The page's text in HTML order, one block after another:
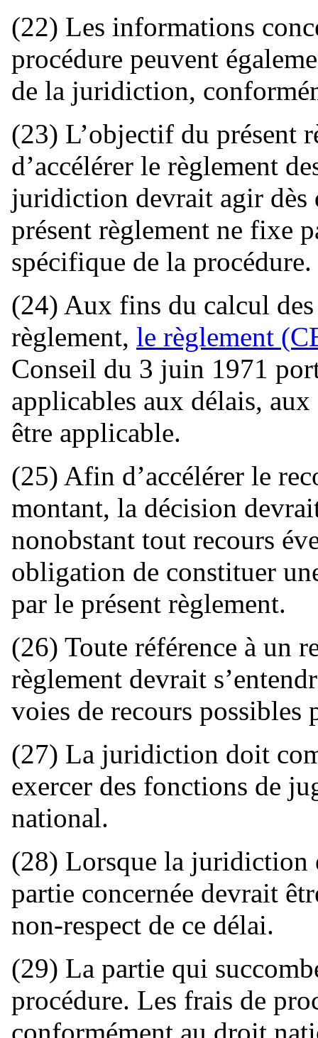
(22) Les informations
procédure peuvent
de la juridiction,
(23) L’objectif du présent
d’accélérer le règlement
juridiction devrait agir dès
présent règlement ne fixe
spécifique de la procédure.
(24) Aux fins du calcul
règlement, le règlement
Conseil du 3 juin 1971
applicables aux délais, aux
être applicable.
(25) Afin d’accélérer le
montant, la décision
nonobstant tout recours
obligation de constituer
par le présent règlement.
(26) Toute référence à un
règlement devrait
voies de recours
(27) La juridiction doit
exercer des fonctions de
national.
(28) Lorsque la juridiction
partie concernée devrait
non-respect de ce délai.
(29) La partie qui
procédure. Les frais de